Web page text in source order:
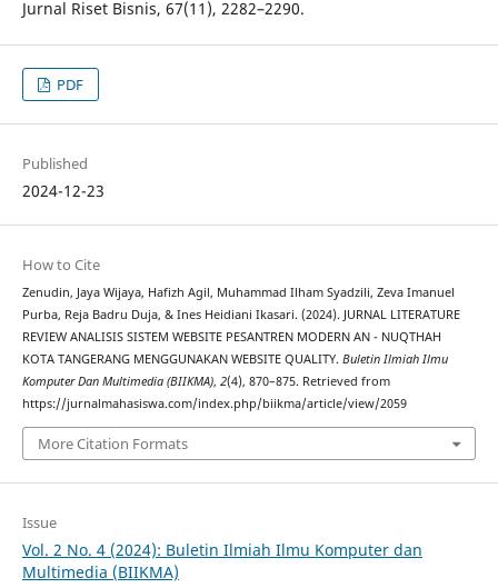
Jurnal Riset Bisnis, 67(11), 2282–2290.
PDF
Published
2024-12-23
How to Cite
Zenudin, Jaya Wijaya, Hafizh Agil, Muhammad Ilham Syadzili, Zeva Imanuel
Purba, Reja Badru Duja, & Ines Heidiani Ikasari. (2024). JURNAL LITERATURE
REVIEW ANALISIS SISTEM WEBSITE PESANTREN MODERN AN - NUQTHAH
KOTA TANGERANG MENGGUNAKAN WEBSITE QUALITY. Buletin Ilmiah Ilmu
Komputer Dan Multimedia (BIIKMA), 2(4), 870–875. Retrieved from
https://jurnalmahasiswa.com/index.php/biikma/article/view/2059
More Citation Formats
Issue
Vol. 2 No. 4 (2024): Buletin Ilmiah Ilmu Komputer dan
Multimedia (BIIKMA)